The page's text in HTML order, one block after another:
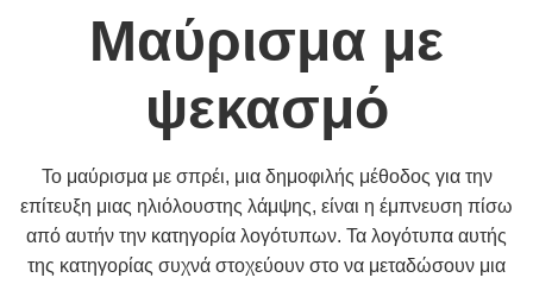
Μαύρισμα με
ψεκασμό
Το μαύρισμα με σπρέι, μια δημοφιλής μέθοδος για την
επίτευξη μιας ηλιόλουστης λάμψης, είναι η έμπνευση πίσω
από αυτήν την κατηγορία λογότυπων. Τα λογότυπα αυτής
της κατηγορίας συχνά στοχεύουν στο να μεταδώσουν μια